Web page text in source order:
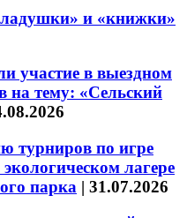
и «книжки»
участие в выездном
на тему: «Сельский
турниров по игре
лагере
парка | 31.07.2026